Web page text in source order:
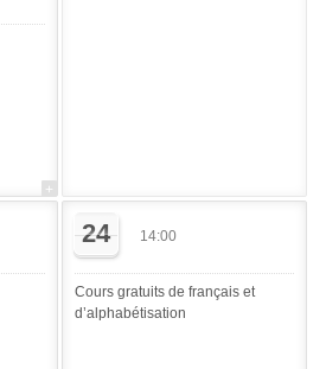
24 14:00
Cours gratuits de français et
d’alphabétisation